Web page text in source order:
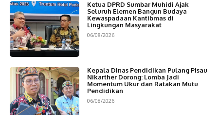
Ketua DPRD Sumbar Muhidi Ajak
Seluruh Elemen Bangun Budaya
Kewaspadaan Kantibmas di
Lingkungan Masyarakat
06/08/2026
Kepala Dinas Pendidikan Pulang Pisau
Nikarther Dorong: Lomba Jadi
Momentum Ukur dan Ratakan Mutu
Pendidikan
06/08/2026